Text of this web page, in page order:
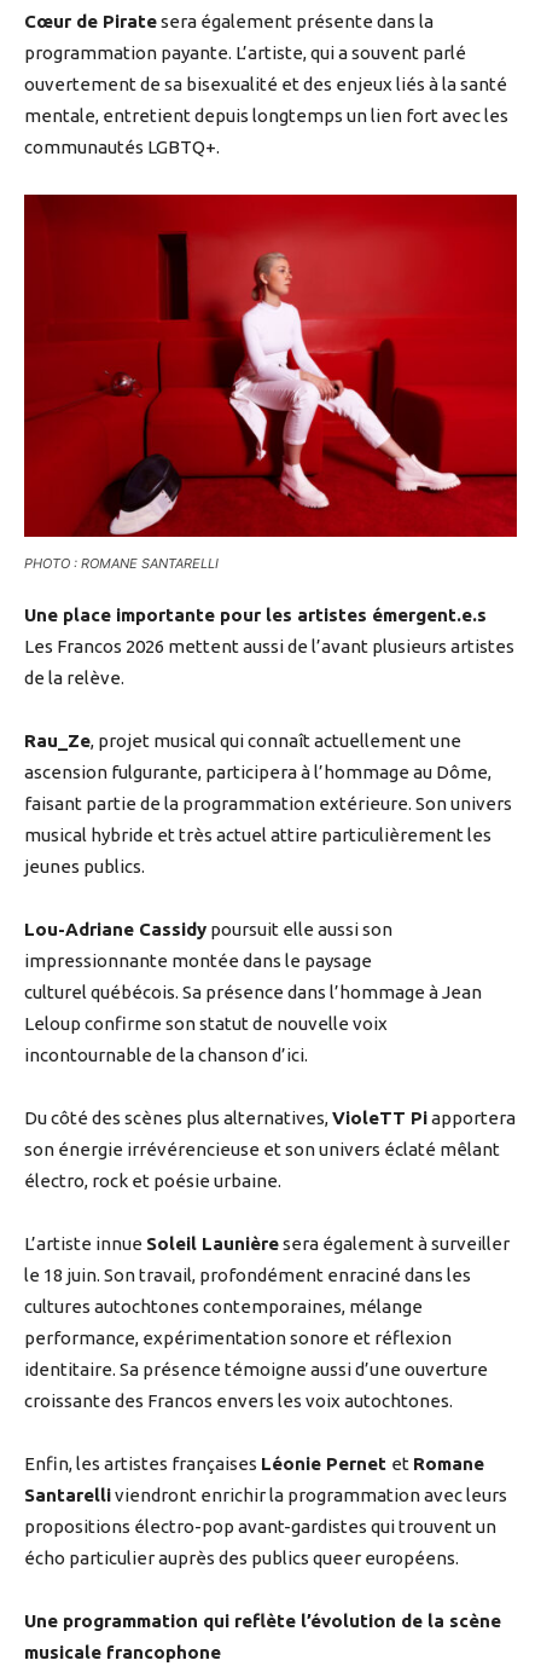
Cœur de Piratesera également présente dans la
programmation payante. L’artiste, qui a souvent parlé
ouvertement de sa bisexualité et des enjeux liés à la santé
mentale, entretient depuis longtemps un lien fort avec les
communautés LGBTQ+.
PHOTO : ROMANE SANTARELLI
Une place importante pour les artistes émergent.e.s
Les Francos 2026 mettent aussi de l’avant plusieurs artistes
de la relève.
Rau_Ze, projet musical qui connaît actuellement une
ascension fulgurante, participera à l’hommage au Dôme,
faisant partie de la programmation extérieure. Son univers
musical hybride et très actuel attire particulièrement les
jeunes publics.
Lou-Adriane Cassidy poursuit elle aussi son
impressionnante montée dans le paysage
culturel québécois. Sa présence dans l’hommage à Jean
Leloup confirme son statut de nouvelle voix
incontournable de la chanson d’ici.
Du côté des scènes plus alternatives,VioleTT Piapportera
son énergie irrévérencieuse et son univers éclaté mêlant
électro, rock et poésie urbaine.
L’artiste innue Soleil Launièresera également à surveiller
le 18 juin. Son travail, profondément enraciné dans les
cultures autochtones contemporaines, mélange
performance, expérimentation sonore et réflexion
identitaire. Sa présence témoigne aussi d’une ouverture
croissante des Francos envers les voix autochtones.
Enfin, les artistes françaises Léonie Pernet et Romane
Santarelliviendront enrichir la programmation avec leurs
propositions électro-pop avant-gardistes qui trouvent un
écho particulier auprès des publics queer européens.
Une programmation qui reflète l’évolution de la scène
musicale francophone